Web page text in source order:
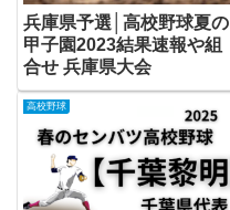
兵庫県予選│高校野球夏の
甲子園2023結果速報や組
合せ 兵庫県大会
高校野球